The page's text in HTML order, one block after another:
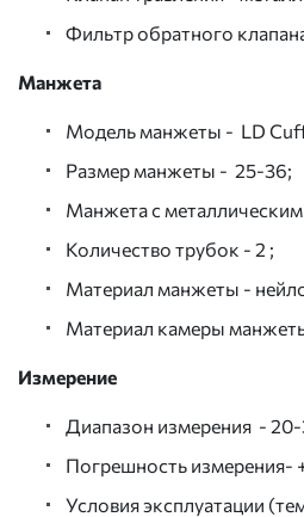
Фильтр обратного
Манжета
Модель манжеты - LD
Размер манжеты - 25-36;
Манжета с
Количество трубок - 2 ;
Материал манжеты -
Материал камеры
Измерение
Диапазон измерения -
Погрешность измерения-
Условия эксплуатации